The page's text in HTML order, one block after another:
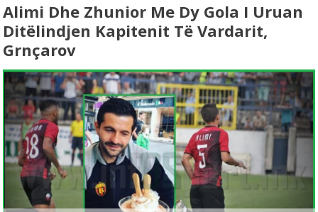
Alimi Dhe Zhunior Me Dy Gola I Uruan
Ditëlindjen Kapitenit Të Vardarit,
Grnçarov